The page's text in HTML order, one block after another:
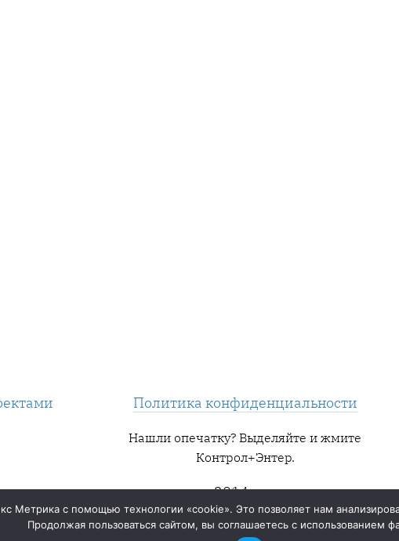
Политика конфиденциальности
Нашли опечатку? Выделяйте и жмите
Контрол+Энтер.
2014 — ∞
Метрика с помощью технологии «cookie». Это позволяет нам
Продолжая пользоваться сайтом, вы соглашаетесь с использованием